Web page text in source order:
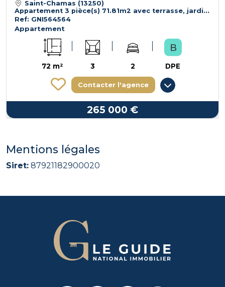
Saint-Chamas (13250)
Appartement 3 pièce(s) 71.81m2 avec terrasse, jardin et cave
Ref: GNI564564
Appartement
72 m² 3 2 DPE
Contacter l'agence
265 000 €
Mentions légales
Siret: 87921182900020